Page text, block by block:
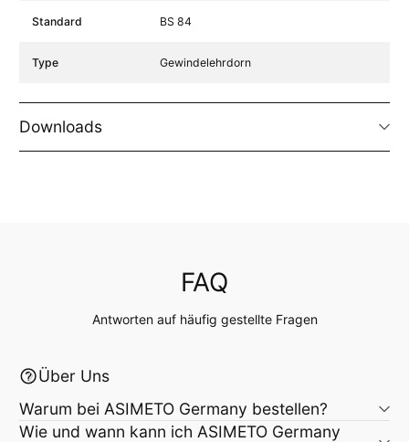
Standard BS 84
Type Gewindelehrdorn
Downloads
FAQ
Antworten auf häufig gestellte Fragen
Über Uns
Warum bei ASIMETO Germany bestellen?
Wie und wann kann ich ASIMETO Germany